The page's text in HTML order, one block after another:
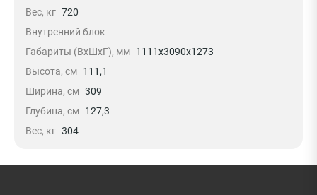
Вес, кг 720
Внутренний блок
Габариты (ВхШхГ), мм 1111х3090х1273
Высота, см 111,1
Ширина, см 309
Глубина, см 127,3
Вес, кг 304